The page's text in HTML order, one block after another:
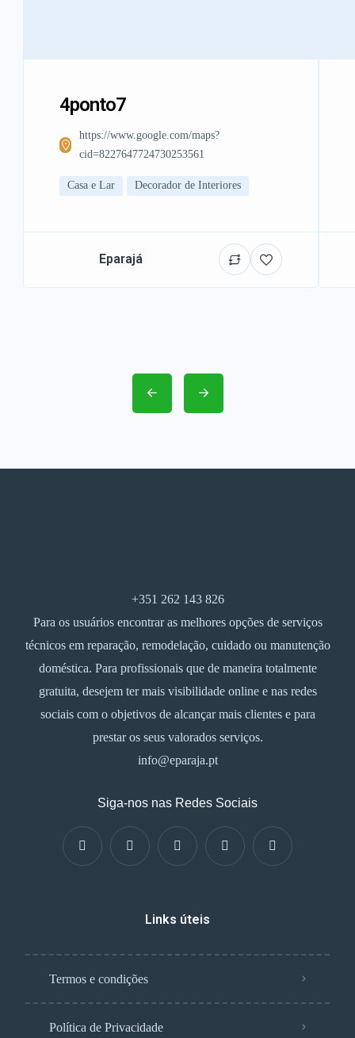
4ponto7
https://www.google.com/maps?
cid=8227647724730253561
Casa e Lar Decorador de Interiores
Eparajá
+351 262 143 826
Para os usuários encontrar as melhores opções de serviços
técnicos em reparação, remodelação, cuidado ou manutenção
doméstica. Para profissionais que de maneira totalmente
gratuita, desejem ter mais visibilidade online e nas redes
sociais com o objetivos de alcançar mais clientes e para
prestar os seus valorados serviços.
info@eparaja.pt
Siga-nos nas Redes Sociais
Links úteis
Termos e condições
Política de Privacidade